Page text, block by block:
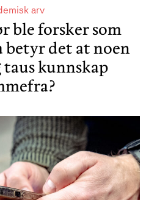
arv
ble forsker som
betyr det at noen
taus kunnskap